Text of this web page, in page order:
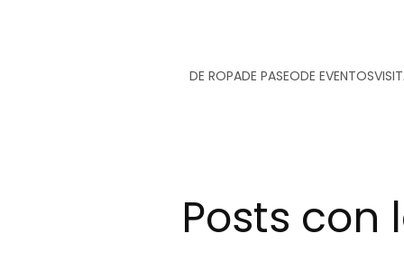
DE ROPADE PASEODE EVENTOS
Posts con